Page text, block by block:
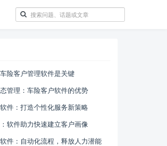
险客户管理软件是关键
管理：车险客户软件的优势
件：打造个性化服务新策略
软件助力快速建立客户画像
件：自动化流程，释放人力潜能